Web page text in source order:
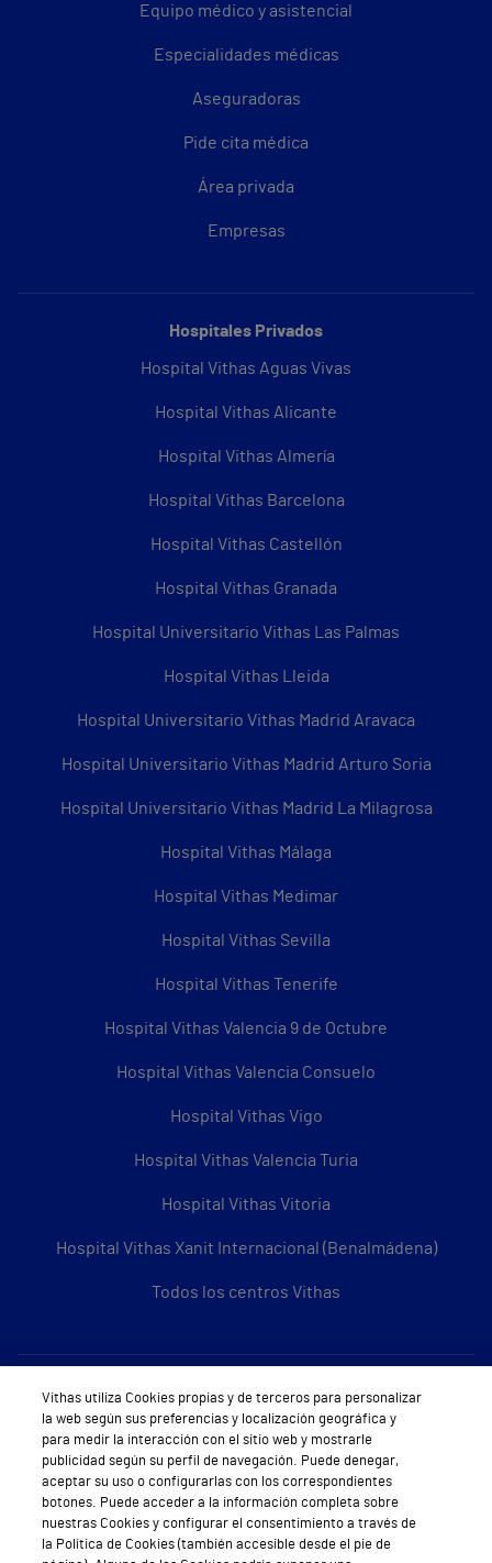
Equipo médico y asistencial
Especialidades médicas
Aseguradoras
Pide cita médica
Área privada
Empresas
Hospitales Privados
Hospital Vithas Aguas Vivas
Hospital Vithas Alicante
Hospital Vithas Almería
Hospital Vithas Barcelona
Hospital Vithas Castellón
Hospital Vithas Granada
Hospital Universitario Vithas Las Palmas
Hospital Vithas Lleida
Hospital Universitario Vithas Madrid Aravaca
Hospital Universitario Vithas Madrid Arturo Soria
Hospital Universitario Vithas Madrid La Milagrosa
Hospital Vithas Málaga
Hospital Vithas Medimar
Hospital Vithas Sevilla
Hospital Vithas Tenerife
Hospital Vithas Valencia 9 de Octubre
Hospital Vithas Valencia Consuelo
Hospital Vithas Vigo
Hospital Vithas Valencia Turia
Hospital Vithas Vitoria
Hospital Vithas Xanit Internacional (Benalmádena)
Todos los centros Vithas
Sobre Vithas
Quiénes somos
Trabajar en Vithas
Teléfono Cita Médica
Vithas utiliza Cookies propias y de terceros para personalizar
la web según sus preferencias y localización geográfica y
para medir la interacción con el sitio web y mostrarle
publicidad según su perfil de navegación. Puede denegar,
aceptar su uso o configurarlas con los correspondientes
botones. Puede acceder a la información completa sobre
nuestras Cookies y configurar el consentimiento a través de
la Política de Cookies (también accesible desde el pie de